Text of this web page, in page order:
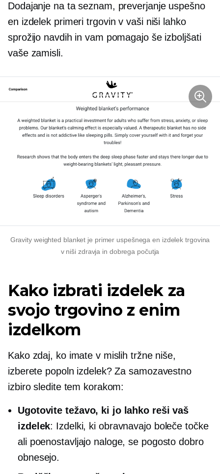
Dodajanje na ta seznam, preverjanje uspešno
en izdelek primeri trgovin v vaši niši lahko
sprožijo navdih in vam pomagajo še izboljšati
vaše zamisli.
Gravity weighted blanket je primer uspešnegaen izdelek trgovina
v niši zdravja in dobrega počutja
Kako izbrati izdelek za
svojo trgovino z enim
izdelkom
Kako zdaj, ko imate v mislih tržne niše,
izberete popoln izdelek? Za samozavestno
izbiro sledite tem korakom:
Ugotovite težavo, ki jo lahko reši vaš
izdelek: Izdelki, ki obravnavajo boleče točke
ali poenostavljajo naloge, se pogosto dobro
obnesejo.